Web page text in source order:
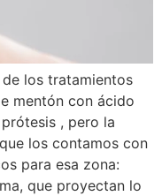
los tratamientos
mentón con ácido
, pero la
los contamos con
para esa zona:
que proyectan lo